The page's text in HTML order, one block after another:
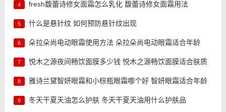
4 fresh馥蕾诗修女面霜怎么乳化 馥蕾诗修女面霜用法
5 什么是悬针纹 如何预防悬针纹出现
6 朵拉朵尚电动眼霜使用方法 朵拉朵尚电动眼霜适合年龄
7 悦木之源夜间畅饮面膜多少钱 悦木之源畅饮面膜适合肤质
8 雅诗兰黛智妍眼霜和小棕瓶眼霜哪个好 智妍眼霜适合年龄
9 冬天干夏天油怎么护肤 冬天干夏天油用什么护肤品